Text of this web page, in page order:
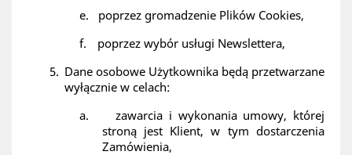
e.
poprzez gromadzenie Plików Cookies,
f.
poprzez wybór usługi Newslettera,
5. Dane osobowe Użytkownika będą przetwarzane
wyłącznie w celach:
a.
zawarcia i wykonania umowy, której
stroną jest Klient, w tym dostarczenia
Zamówienia,